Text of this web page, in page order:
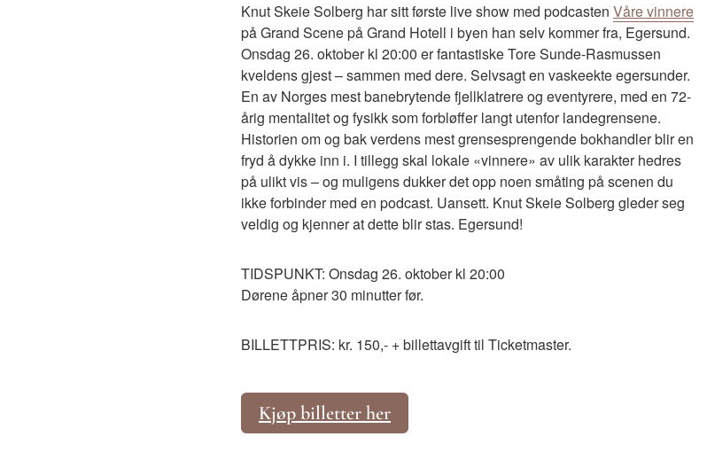
Knut Skeie Solberg har sitt første live show med podcasten Våre vinnere
på Grand Scene på Grand Hotell i byen han selv kommer fra, Egersund.
Onsdag 26. oktober kl 20:00 er fantastiske Tore Sunde-Rasmussen
kveldens gjest – sammen med dere. Selvsagt en vaskeekte egersunder.
En av Norges mest banebrytende fjellklatrere og eventyrere, med en 72-
årig mentalitet og fysikk som forbløffer langt utenfor landegrensene.
Historien om og bak verdens mest grensesprengende bokhandler blir en
fryd å dykke inn i. I tillegg skal lokale «vinnere» av ulik karakter hedres
på ulikt vis – og muligens dukker det opp noen småting på scenen du
ikke forbinder med en podcast. Uansett. Knut Skeie Solberg gleder seg
veldig og kjenner at dette blir stas. Egersund!
TIDSPUNKT: Onsdag 26. oktober kl 20:00
Dørene åpner 30 minutter før.
BILLETTPRIS: kr. 150,- + billettavgift til Ticketmaster.
Kjøp billetter her